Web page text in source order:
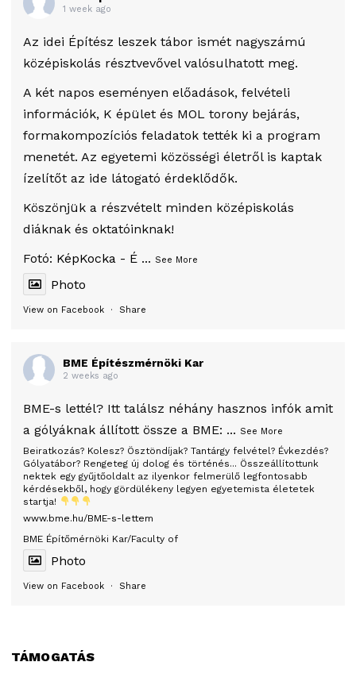
1 week ago
Az idei Építész leszek tábor ismét nagyszámú
középiskolás résztvevővel valósulhatott meg.
A két napos eseményen előadások, felvételi
információk, K épület és MOL torony bejárás,
formakompozíciós feladatok tették ki a program
menetét. Az egyetemi közösségi életről is kaptak
ízelítőt az ide látogató érdeklődők.
Köszönjük a részvételt minden középiskolás
diáknak és oktatóinknak!
Fotó: KépKocka - É ... See More
Photo
View on Facebook · Share
BME Építészmérnöki Kar
2 weeks ago
BME-s lettél? Itt találsz néhány hasznos infók amit
a gólyáknak állított össze a BME:
Beiratkozás? Kolesz? Ösztöndíjak? Tantárgy felvétel? Évkezdés?
Gólyatábor? Rengeteg új dolog és történés... Összeállítottunk
nektek egy gyűjtőoldalt az ilyenkor felmerülő legfontosabb
kérdésekből, hogy gördülékeny legyen egyetemista életetek
startja!
www.bme.hu/BME-s-lettem
BME Építőmérnöki Kar/Faculty of
... See More
Photo
View on Facebook · Share
TÁMOGATÁS